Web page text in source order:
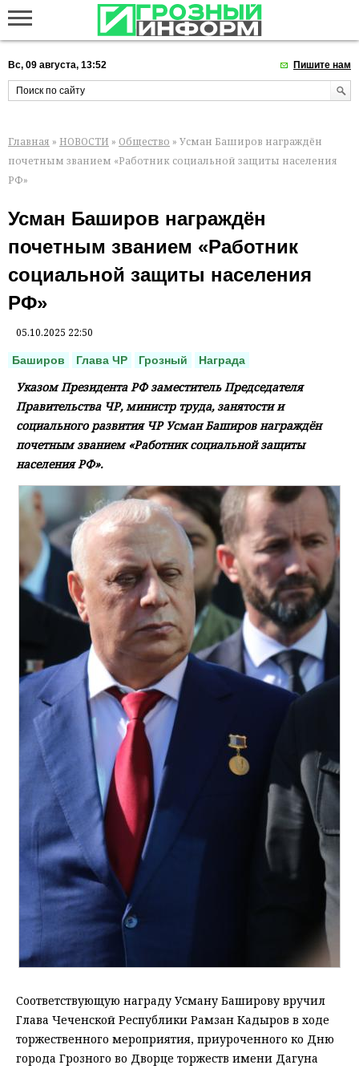
Вс, 09 августа, 13:52 Пишите нам
Главная » НОВОСТИ » Общество » Усман Баширов награждён
почетным званием «Работник социальной защиты населения
РФ»
Усман Баширов награждён
почетным званием «Работник
социальной защиты населения
РФ»
05.10.2025 22:50
Баширов Глава ЧР Грозный Награда
Указом Президента РФ заместитель Председателя
Правительства ЧР, министр труда, занятости и
социального развития ЧР Усман Баширов награждён
почетным званием «Работник социальной защиты
населения РФ».
Соответствующую награду Усману Баширову вручил
Глава Чеченской Республики Рамзан Кадыров в ходе
торжественного мероприятия, приуроченного ко Дню
города Грозного во Дворце торжеств имени Дагуна